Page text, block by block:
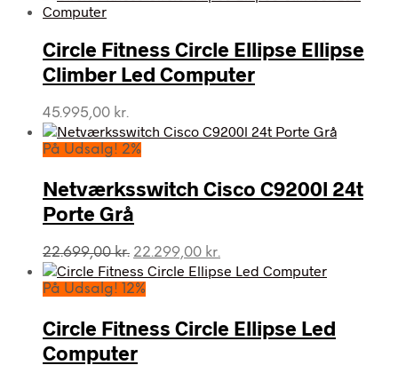
26.512,00 kr..18.699,00 kr..
Circle Fitness Circle Ellipse Ellipse
Climber Led Computer
45.995,00 kr.
På Udsalg! 2%
Netværksswitch Cisco C9200l 24t
Porte Grå
22.699,00kr. Den
oprindelige
pris
22.699,00 kr..
22.299,00 kr.
aktuelle
22.299,00 kr..
På Udsalg! 12%
Circle Fitness Circle Ellipse Led
Computer